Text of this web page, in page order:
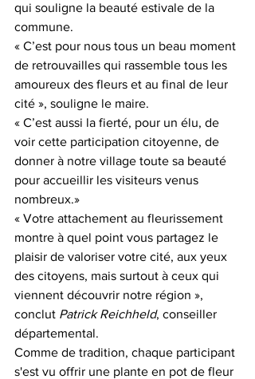
qui souligne la beauté estivale de la
commune.
« C’est pour nous tous un beau moment
de retrouvailles qui rassemble tous les
amoureux des fleurs et au final de leur
cité », souligne le maire.
« C’est aussi la fierté, pour un élu, de
voir cette participation citoyenne, de
donner à notre village toute sa beauté
pour accueillir les visiteurs venus
nombreux.»
« Votre attachement au fleurissement
montre à quel point vous partagez le
plaisir de valoriser votre cité, aux yeux
des citoyens, mais surtout à ceux qui
viennent découvrir notre région »,
conclut Patrick Reichheld, conseiller
départemental.
Comme de tradition, chaque participant
s'est vu offrir une plante en pot de fleur